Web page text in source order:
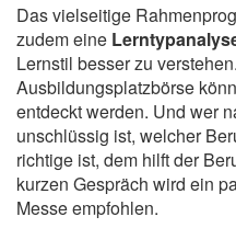
Das vielseitige
zudem eine
Lernstil besser zu
Ausbildungsplatzbörse
entdeckt werden. Und wer
unschlüssig ist, welcher
richtige ist, dem hilft der
kurzen Gespräch wird ein
Messe empfohlen.